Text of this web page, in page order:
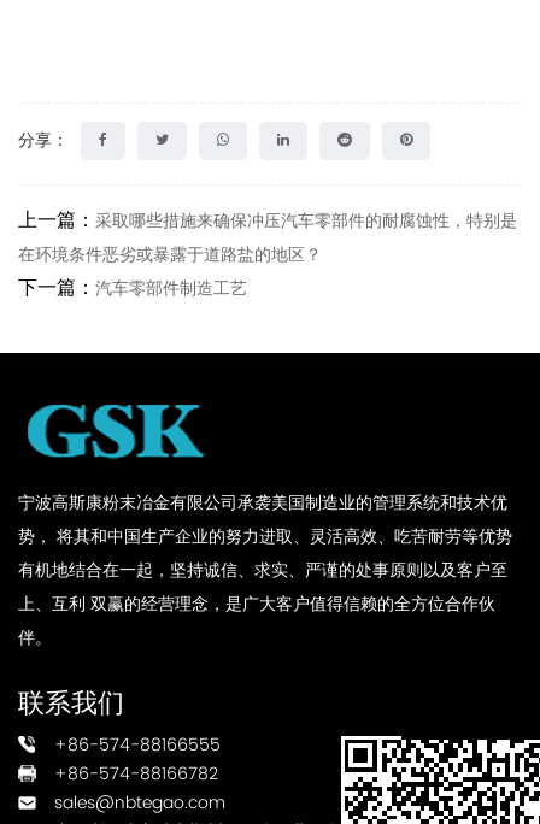
分享：
上一篇： 采取哪些措施来确保冲压汽车零部件的耐腐蚀性，特别是
在环境条件恶劣或暴露于道路盐的地区？
下一篇： 汽车零部件制造工艺
宁波高斯康粉末冶金有限公司承袭美国制造业的管理系统和技术优
势， 将其和中国生产企业的努力进取、灵活高效、吃苦耐劳等优势
有机地结合在一起，坚持诚信、求实、严谨的处事原则以及客户至
上、互利 双赢的经营理念，是广大客户值得信赖的全方位合作伙
伴。
联系我们
+86-574-88166555
+86-574-88166782
sales@nbtegao.com